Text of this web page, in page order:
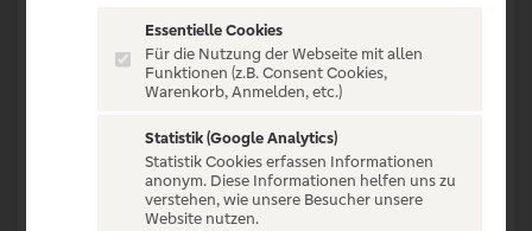
VERANSTALTUNG NICHT
GEFUNDEN
Essentielle Cookies
Für die Nutzung der Webseite mit allen
Funktionen (z.B. Consent Cookies,
Warenkorb, Anmelden, etc.)
Statistik (Google Analytics)
Statistik Cookies erfassen Informationen
anonym. Diese Informationen helfen uns zu
verstehen, wie unsere Besucher unsere
Website nutzen.